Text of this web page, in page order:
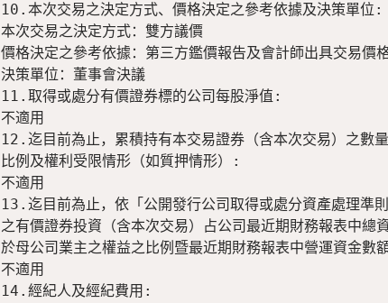
10.本次交易之決定方式、價格決定之參考依據及決策單位:
本次交易之決定方式：雙方議價
價格決定之參考依據：第三方鑑價報告及會計師出具交易價
決策單位：董事會決議
11.取得或處分有價證券標的公司每股淨值:
不適用
12.迄目前為止，累積持有本交易證券（含本次交易）之數
比例及權利受限情形（如質押情形）:
不適用
13.迄目前為止，依「公開發行公司取得或處分資產處理準
之有價證券投資（含本次交易）占公司最近期財務報表中總
於母公司業主之權益之比例暨最近期財務報表中營運資金數
不適用
14.經紀人及經紀費用: